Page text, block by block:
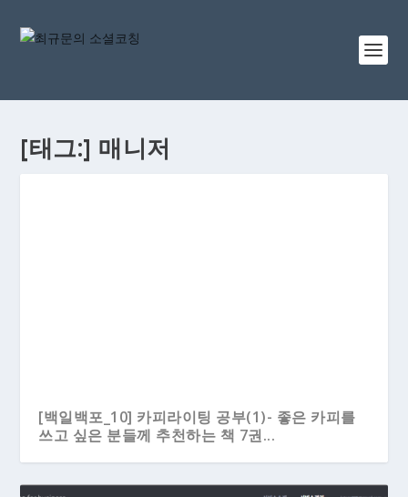
[태그:] 매니저
[백일백포_10] 카피라이팅 공부(1)- 좋은 카피를
쓰고 싶은 분들께 추천하는 책 7권...